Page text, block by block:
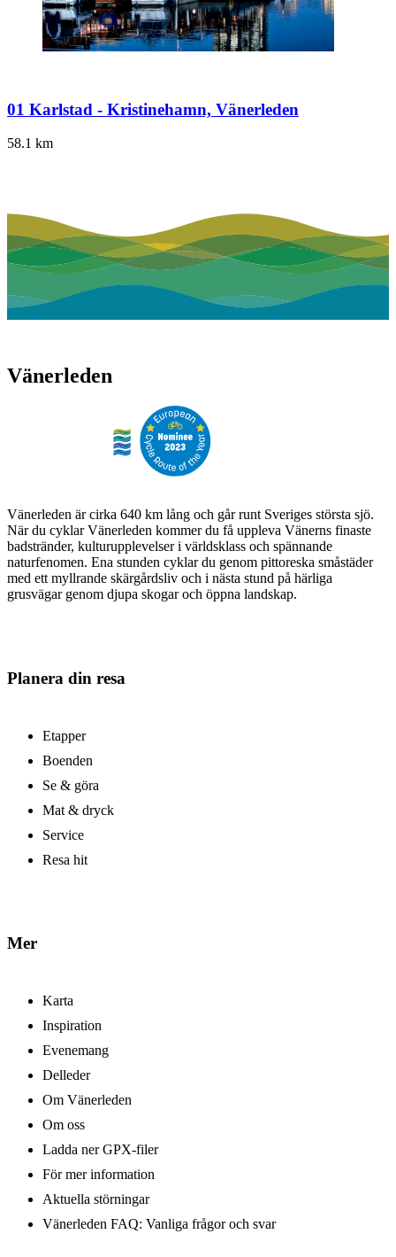
01 Karlstad - Kristinehamn, Vänerleden
58.1 km
Vänerleden
Vänerleden är cirka 640 km lång och går runt Sveriges största sjö.
När du cyklar Vänerleden kommer du få uppleva Vänerns finaste
badstränder, kulturupplevelser i världsklass och spännande
naturfenomen. Ena stunden cyklar du genom pittoreska småstäder
med ett myllrande skärgårdsliv och i nästa stund på härliga
grusvägar genom djupa skogar och öppna landskap.
Planera din resa
Etapper
Boenden
Se & göra
Mat & dryck
Service
Resa hit
Mer
Karta
Inspiration
Evenemang
Delleder
Om Vänerleden
Om oss
Ladda ner GPX-filer
För mer information
Aktuella störningar
Vänerleden FAQ: Vanliga frågor och svar